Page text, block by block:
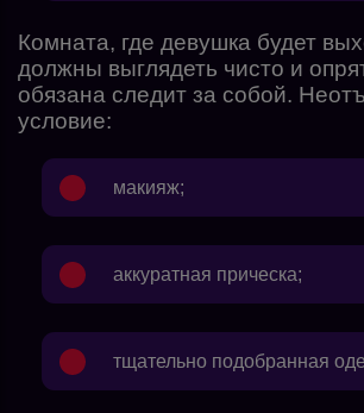
Комната, где девушка будет
должны выглядеть чисто и
обязана следит за собой.
условие:
макияж;
аккуратная прическа;
тщательно подобранная